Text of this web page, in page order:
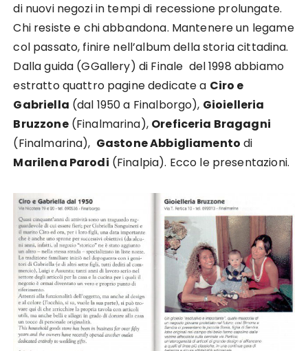
di nuovi negozi in tempi di recessione prolungate.
Chi resiste e chi abbandona. Mantenere un legame
col passato, finire nell’album della storia cittadina.
Dalla guida (GGallery) di Finale del 1998 abbiamo
estratto quattro pagine dedicate a Ciro e
Gabriella (dal 1950 a Finalborgo), Gioielleria
Bruzzone(Finalmarina), Oreficeria Bragagni
(Finalmarina), Gastone Abbigliamento di
Marilena Parodi (Finalpia). Ecco le presentazioni.